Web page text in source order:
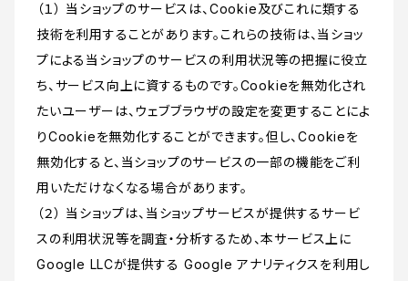
（１） 当ショップのサービスは、Cookie及びこれに類する
技術を利用することがあります。これらの技術は、当ショッ
プによる当ショップのサービスの利用状況等の把握に役立
ち、サービス向上に資するものです。Cookieを無効化され
たいユーザーは、ウェブブラウザの設定を変更することによ
りCookieを無効化することができます。但し、Cookieを
無効化すると、当ショップのサービスの一部の機能をご利
用いただけなくなる場合があります。
（２） 当ショップは、当ショップサービスが提供するサービ
スの利用状況等を調査・分析するため、本サービス上に
Google LLCが提供する Google アナリティクスを利用し